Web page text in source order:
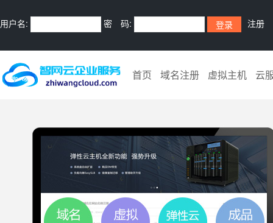
用户名: 密 码: 注册
首页 域名注册 虚拟主机 云